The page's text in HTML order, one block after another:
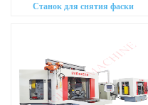
Станок для снятия фаски